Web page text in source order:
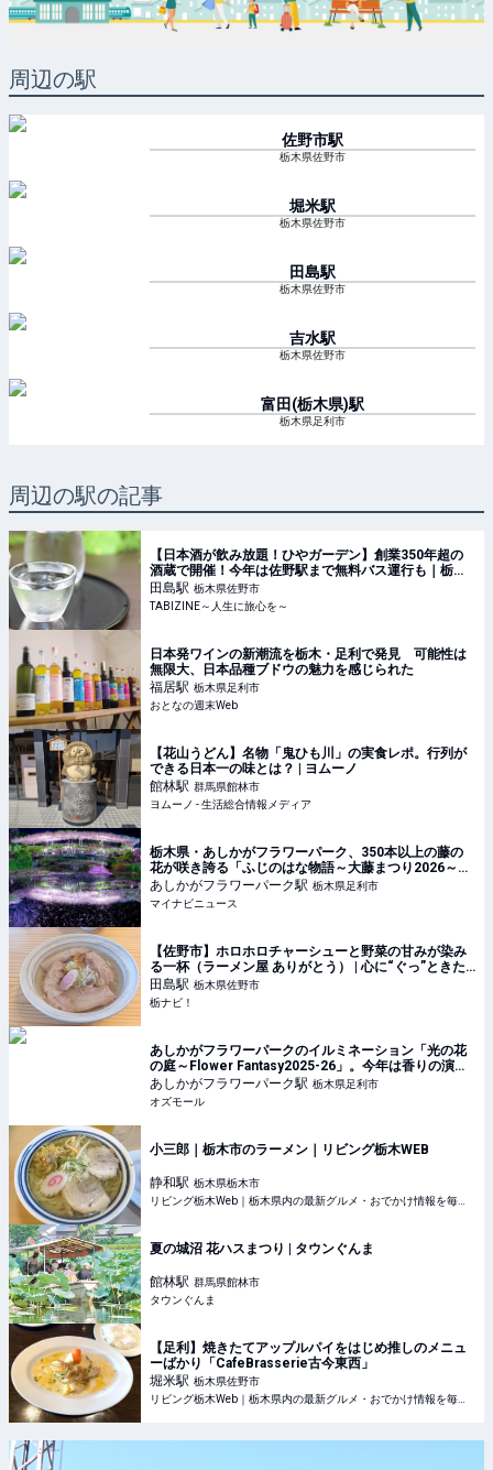
周辺の駅
佐野市駅
栃木県佐野市
堀米駅
栃木県佐野市
田島駅
栃木県佐野市
吉水駅
栃木県佐野市
富田(栃木県)駅
栃木県足利市
周辺の駅の記事
【日本酒が飲み放題！ひやガーデン】創業350年超の
酒蔵で開催！今年は佐野駅まで無料バス運行も｜栃木
県 | TABIZINE～人生に旅心を～
田島駅 栃木県佐野市
TABIZINE～人生に旅心を～
日本発ワインの新潮流を栃木・足利で発見 可能性は
無限大、日本品種ブドウの魅力を感じられた
福居駅 栃木県足利市
おとなの週末Web
【花山うどん】名物「鬼ひも川」の実食レポ。行列が
できる日本一の味とは？ | ヨムーノ
館林駅 群馬県館林市
ヨムーノ - 生活総合情報メディア
栃木県・あしかがフラワーパーク、350本以上の藤の
花が咲き誇る「ふじのはな物語～大藤まつり2026～」
開催 - 夜間ライトアップも
あしかがフラワーパーク駅 栃木県足利市
マイナビニュース
【佐野市】ホロホロチャーシューと野菜の甘みが染み
る一杯（ラーメン屋 ありがとう） | 心に“ぐっ”ときた
クチコミ！ | 栃ナビ！
田島駅 栃木県佐野市
栃ナビ！
あしかがフラワーパークのイルミネーション「光の花
の庭～Flower Fantasy2025-26」。今年は香りの演出
も - OZmall
あしかがフラワーパーク駅 栃木県足利市
オズモール
小三郎｜栃木市のラーメン｜リビング栃木WEB
静和駅 栃木県栃木市
夏の城沼 花ハスまつり | タウンぐんま
館林駅 群馬県館林市
タウンぐんま
【足利】焼きたてアップルパイをはじめ推しのメニュ
ーばかり「CafeBrasserie古今東西」
堀米駅 栃木県佐野市